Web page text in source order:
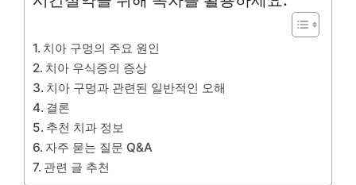
치아 구멍의 주요 원인
치아 우식증의 증상
치아 구멍과 관련된 일반적인 오해
결론
추천 치과 정보
자주 묻는 질문 Q&A
관련 글 추천